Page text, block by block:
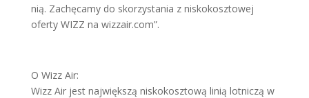
nią. Zachęcamy do skorzystania z niskokosztowej
oferty WIZZ na wizzair.com”.
O Wizz Air:
Wizz Air jest największą niskokosztową linią lotniczą w